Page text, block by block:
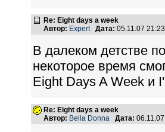
Re: Eight days a week
Автор: Expert Дата: 05.11.07
В далеком детстве
некоторое время
Eight Days A Week и
Re: Eight days a week
Автор: Bella Donna Дата: